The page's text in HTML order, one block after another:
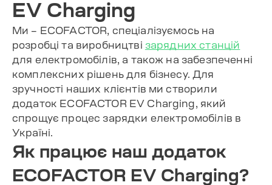
EV Charging
Ми – ECOFACTOR, спеціалізуємось на
розробці та виробництві зарядних станцій
для електромобілів, а також на забезпеченні
комплексних рішень для бізнесу. Для
зручності наших клієнтів ми створили
додаток ECOFACTOR EV Charging, який
спрощує процес зарядки електромобілів в
Україні.
Як працює наш додаток
ECOFACTOR EV Charging?